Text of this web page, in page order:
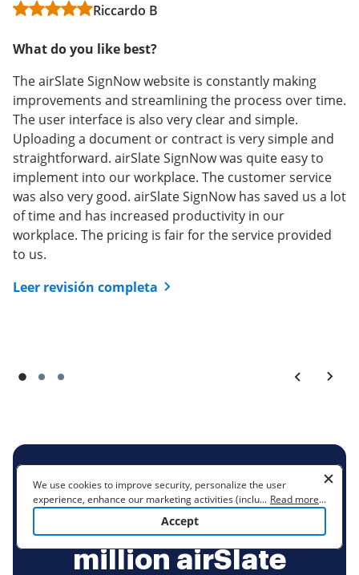
Riccardo B
What do you like best?
The airSlate SignNow website is constantly making
improvements and streamlining the process over time.
The user interface is also very clear and simple.
Uploading a document or contract is very simple and
straightforward. airSlate SignNow was quite easy to
implement into our workplace. The customer service
was also very good. airSlate SignNow has saved us a lot
of time and has increased productivity in our
workplace. The pricing is fair for the service provided
to us.
Leer revisión completa
Administrator in Non-Profit Organization
I've been able to transition from a printer/pen/scanner
environment almost entirely to a paperless desk. This
has streamlined my day and made me more efficient.
Leer revisión completa
I am able to process forms efficiently and on the go. In
the past, I would have to wait until I receive something
in my mailbox to be submitted, but not anymore. Also,
I don't get buried in paper or have to wonder if I
missed a form somewhere.
Leer revisión completa
BE READY TO GET MORE
Join over 28
million airSlate
We use cookies to improve security, personalize the user
experience, enhance our marketing activities (including
cooperating with our 3rd party partners) and for other business
to learn more. By clicking "Accept"
... Read more...
Accept